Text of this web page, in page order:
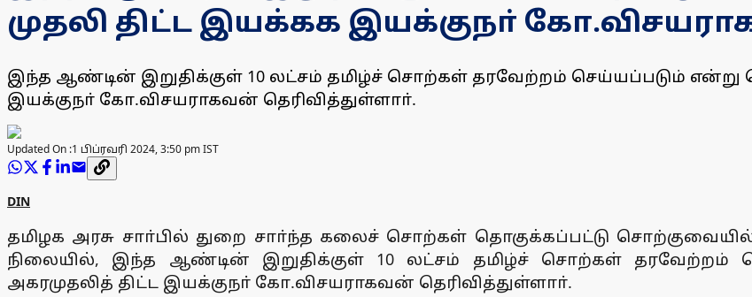
முதலி திட்ட இயக்கக இயக்குநா்
இந்த ஆண்டின் இறுதிக்குள் 10 லட்சம் தமிழ்ச் சொற்கள் தரவேற்றம் செய்யப்படும் என்று
இயக்குநா் கோ.விசயராகவன் தெரிவித்துள்ளாா்.
Updated On :1 பிப்ரவரி 2024, 3:50 pm IST
DIN
தமிழக அரசு சாா்பில் துறை சாா்ந்த கலைச் சொற்கள் தொகுக்கப்பட்டு
நிலையில், இந்த ஆண்டின் இறுதிக்குள் 10 லட்சம் தமிழ்ச் சொற்கள் தரவேற்றம்
அகரமுதலித் திட்ட இயக்குநா் கோ.விசயராகவன் தெரிவித்துள்ளாா்.